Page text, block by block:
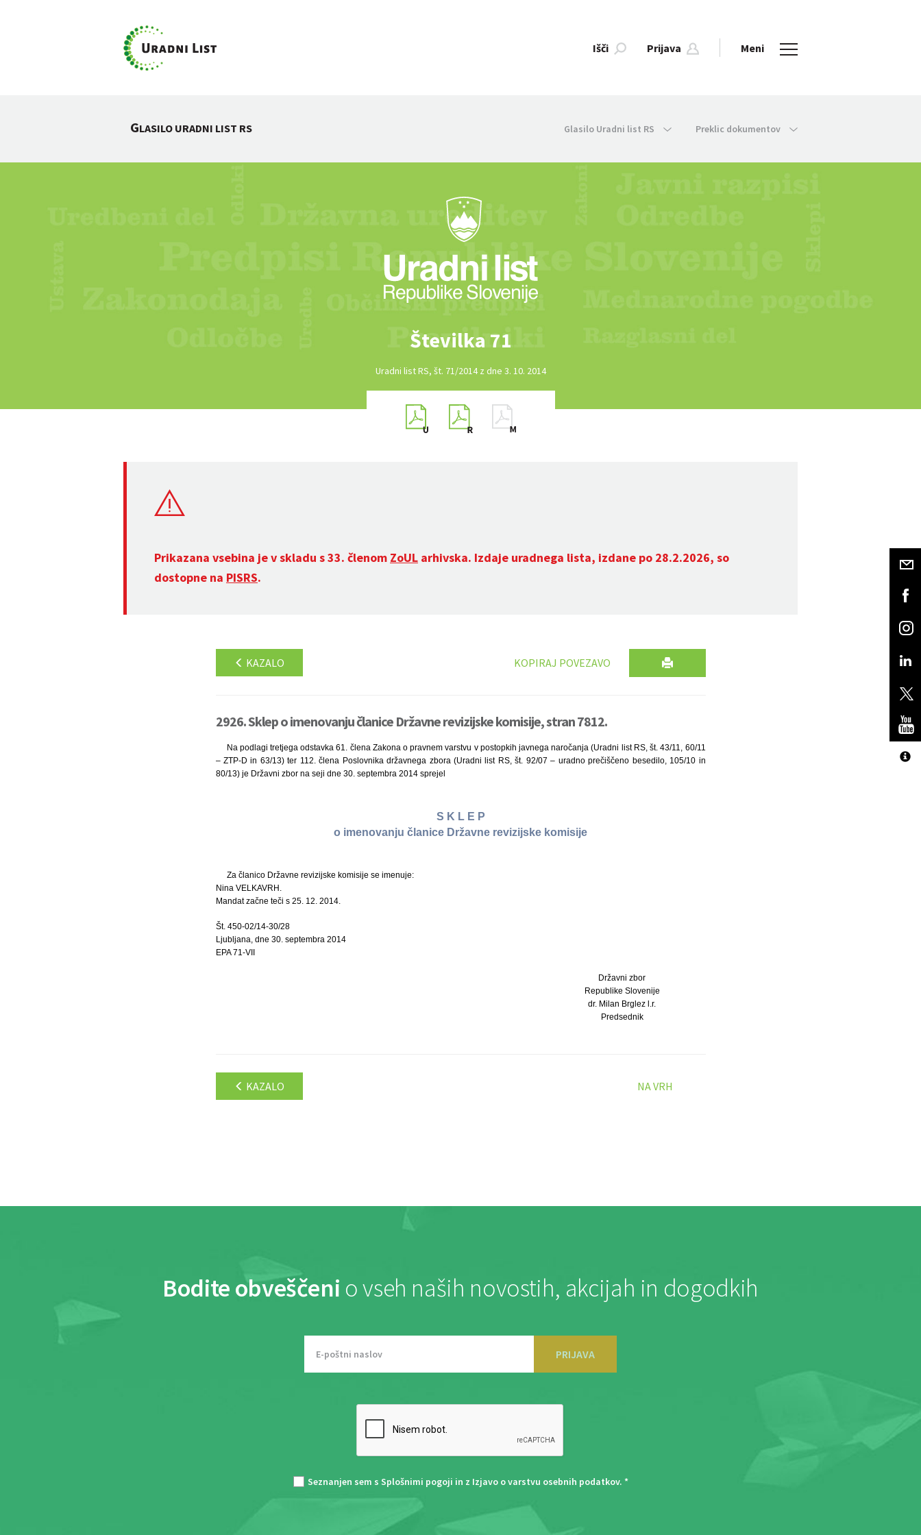
Išči Prijava Meni
GLASILO URADNI LIST RS Glasilo Uradni list RS Preklic dokumentov
Številka 71
Uradni list RS, št. 71/2014 z dne 3. 10. 2014
Prikazana vsebina je v skladu s 33. členom ZoUL arhivska. Izdaje uradnega lista, izdane po 28.2.2026, so
dostopne na PISRS.
KAZALO KOPIRAJ POVEZAVO
2926. Sklep o imenovanju članice Državne revizijske komisije, stran 7812.
Na podlagi tretjega odstavka 61. člena Zakona o pravnem varstvu v postopkih javnega naročanja (Uradni list RS, št. 43/11, 60/11
– ZTP-D in 63/13) ter 112. člena Poslovnika državnega zbora (Uradni list RS, št. 92/07 – uradno prečiščeno besedilo, 105/10 in
80/13) je Državni zbor na seji dne 30. septembra 2014 sprejel
S K L E P
o imenovanju članice Državne revizijske komisije
Za članico Državne revizijske komisije se imenuje:
Nina VELKAVRH.
Mandat začne teči s 25. 12. 2014.
Št. 450-02/14-30/28
Ljubljana, dne 30. septembra 2014
EPA 71-VII
Državni zbor
Republike Slovenije
dr. Milan Brglez l.r.
Predsednik
KAZALO NA VRH
Bodite obveščeni o vseh naših novostih, akcijah in dogodkih
PRIJAVA
Seznanjen sem s Splošnimi pogoji in z Izjavo o varstvu osebnih podatkov. *